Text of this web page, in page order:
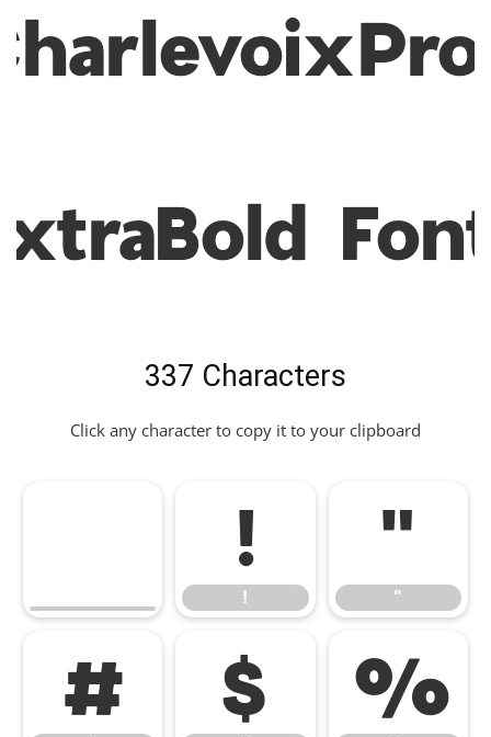
337 Characters
Click any character to copy it to your clipboard
!
!
"
"
# $ %